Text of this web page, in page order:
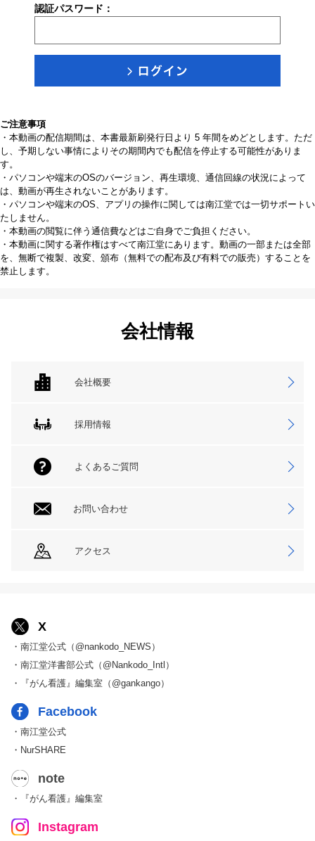
認証パスワード：
ご注意事項
・本動画の配信期間は、本書最新刷発行日より 5 年間をめどとします。ただ
し、予期しない事情によりその期間内でも配信を停止する可能性がありま
す。
・パソコンや端末のOSのバージョン、再生環境、通信回線の状況によって
は、動画が再生されないことがあります。
・パソコンや端末のOS、アプリの操作に関しては南江堂では一切サポートい
たしません。
・本動画の閲覧に伴う通信費などはご自身でご負担ください。
・本動画に関する著作権はすべて南江堂にあります。動画の一部または全部
を、無断で複製、改変、頒布（無料での配布及び有料での販売）することを
禁止します。
会社情報
会社概要
採用情報
よくあるご質問
お問い合わせ
アクセス
X
・南江堂公式（@nankodo_NEWS）
・南江堂洋書部公式（@Nankodo_Intl）
・『がん看護』編集室（@gankango）
Facebook
・南江堂公式
・NurSHARE
note
・『がん看護』編集室
Instagram